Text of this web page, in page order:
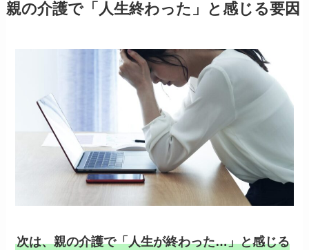
親の介護で「人生終わった」と感じる要因
次は、親の介護で「人生が終わった…」と感じる